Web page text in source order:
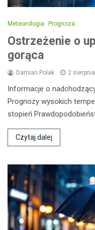
Meteorologia Prognoza
Ostrzeżenie o
gorąca
Damian Polak 2
Informacje o
Prognozy wysokich
stopień
Czytaj dalej